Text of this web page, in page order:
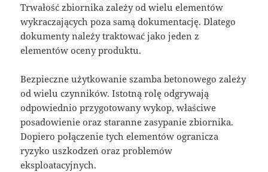
Trwałość zbiornika zależy od wielu elementów
wykraczających poza samą dokumentację. Dlatego
dokumenty należy traktować jako jeden z
elementów oceny produktu.
Bezpieczne użytkowanie szamba betonowego zależy
od wielu czynników. Istotną rolę odgrywają
odpowiednio przygotowany wykop, właściwe
posadowienie oraz staranne zasypanie zbiornika.
Dopiero połączenie tych elementów ogranicza
ryzyko uszkodzeń oraz problemów
eksploatacyjnych.